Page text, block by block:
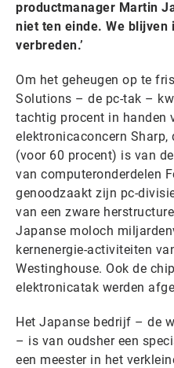
productmanager Martin
niet ten einde. We
verbreden.’
Om het geheugen op te
Solutions – de pc-tak –
tachtig procent in handen
elektronicaconcern
(voor 60 procent) is van
van computeronderdelen
genoodzaakt zijn pc-
van een zware
Japanse moloch
kernenergie-activiteiten
Westinghouse. Ook de
elektronicatak werden
Het Japanse bedrijf – de
– is van oudsher een
een meester in het